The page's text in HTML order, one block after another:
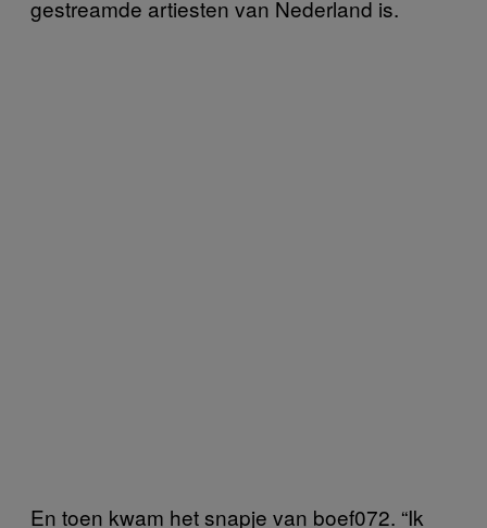
gestreamde artiesten van Nederland is.
En toen kwam het snapje van boef072. “Ik